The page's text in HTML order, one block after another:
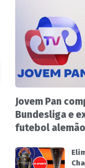
Jovem Pan
Bundesliga e
futebol